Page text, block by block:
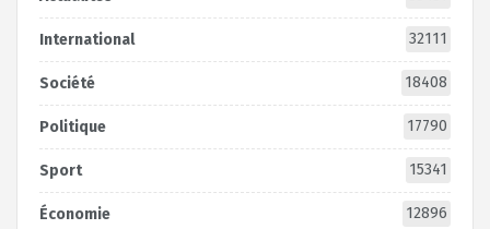
International 32111
Société 18408
Politique 17790
Sport 15341
Économie 12896